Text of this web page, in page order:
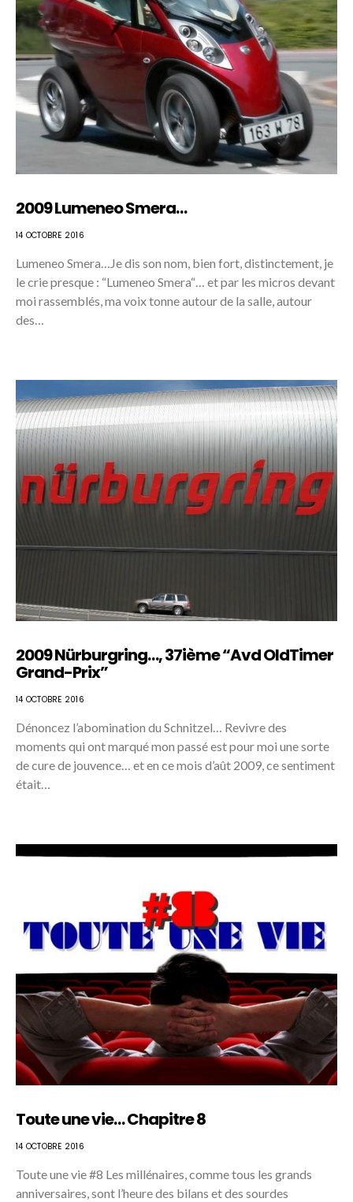
2009 Lumeneo Smera…
14 OCTOBRE 2016
Lumeneo Smera…Je dis son nom, bien fort, distinctement, je
le crie presque : “Lumeneo Smera“… et par les micros devant
moi rassemblés, ma voix tonne autour de la salle, autour
des…
2009 Nürburgring…, 37ième “Avd OldTimer
Grand-Prix”
14 OCTOBRE 2016
Dénoncez l’abomination du Schnitzel… Revivre des
moments qui ont marqué mon passé est pour moi une sorte
de cure de jouvence… et en ce mois d’aût 2009, ce sentiment
était…
Toute une vie… Chapitre 8
14 OCTOBRE 2016
Toute une vie #8 Les millénaires, comme tous les grands
anniversaires, sont l’heure des bilans et des sourdes